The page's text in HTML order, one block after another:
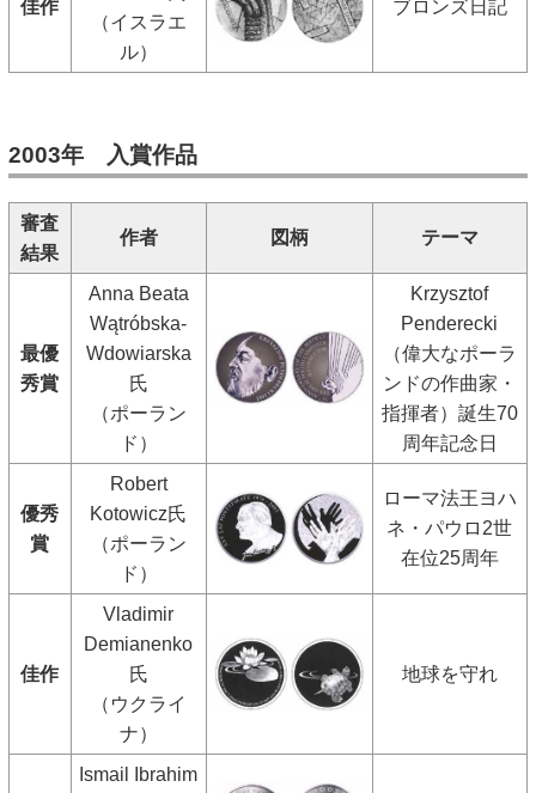
佳作
（イスラエ
ル）
ブロンズ日記
2003年 入賞作品
審査
結果
作者 図柄 テーマ
最優
秀賞
Anna Beata
Wątróbska-
Wdowiarska
氏
（ポーラン
ド）
Krzysztof
Penderecki
（偉大なポーラ
ンドの作曲家・
指揮者）誕生70
周年記念日
優秀
賞
Robert
Kotowicz氏
（ポーラン
ド）
ローマ法王ヨハ
ネ・パウロ2世
在位25周年
佳作
Vladimir
Demianenko
氏
（ウクライ
ナ）
地球を守れ
Ismail Ibrahim